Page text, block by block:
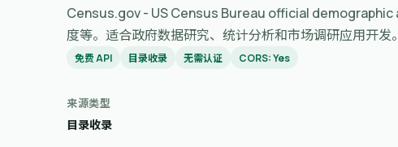
Census.gov - US Census Bureau official demographic
度等。适合政府数据研究、统计分析和市场调研应用开发。
免费 API 目录收录 无需认证 CORS: Yes
来源类型
目录收录